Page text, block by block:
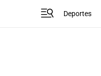
Deportes